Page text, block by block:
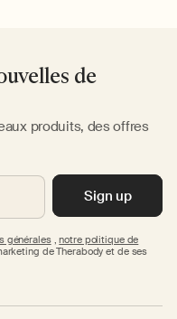
de
produits, des offres
Sign up
générales,notre politique de
de Therabody et de ses